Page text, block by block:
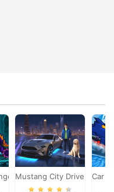
Adventure
Mustang City Driver Car